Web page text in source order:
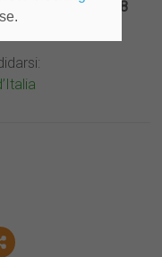
online entro il
18